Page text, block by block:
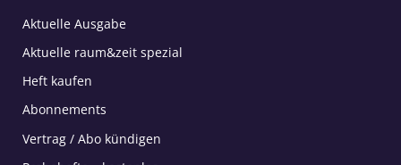
Aktuelle Ausgabe
Aktuelle raum&zeit spezial
Heft kaufen
Abonnements
Vertrag / Abo kündigen